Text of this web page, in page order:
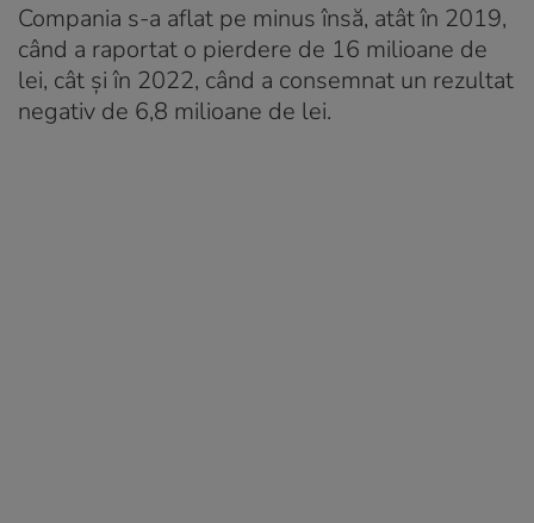
Compania s-a aflat pe minus însă, atât în 2019,
când a raportat o pierdere de 16 milioane de
lei, cât și în 2022, când a consemnat un rezultat
negativ de 6,8 milioane de lei.